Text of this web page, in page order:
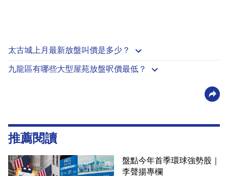
太古城上月最新放盤叫價是多少？
九龍區有哪些大型屋苑放盤呎價最低？
推薦閱讀
盤點今年首季環球強勢股｜
李聲揚專欄